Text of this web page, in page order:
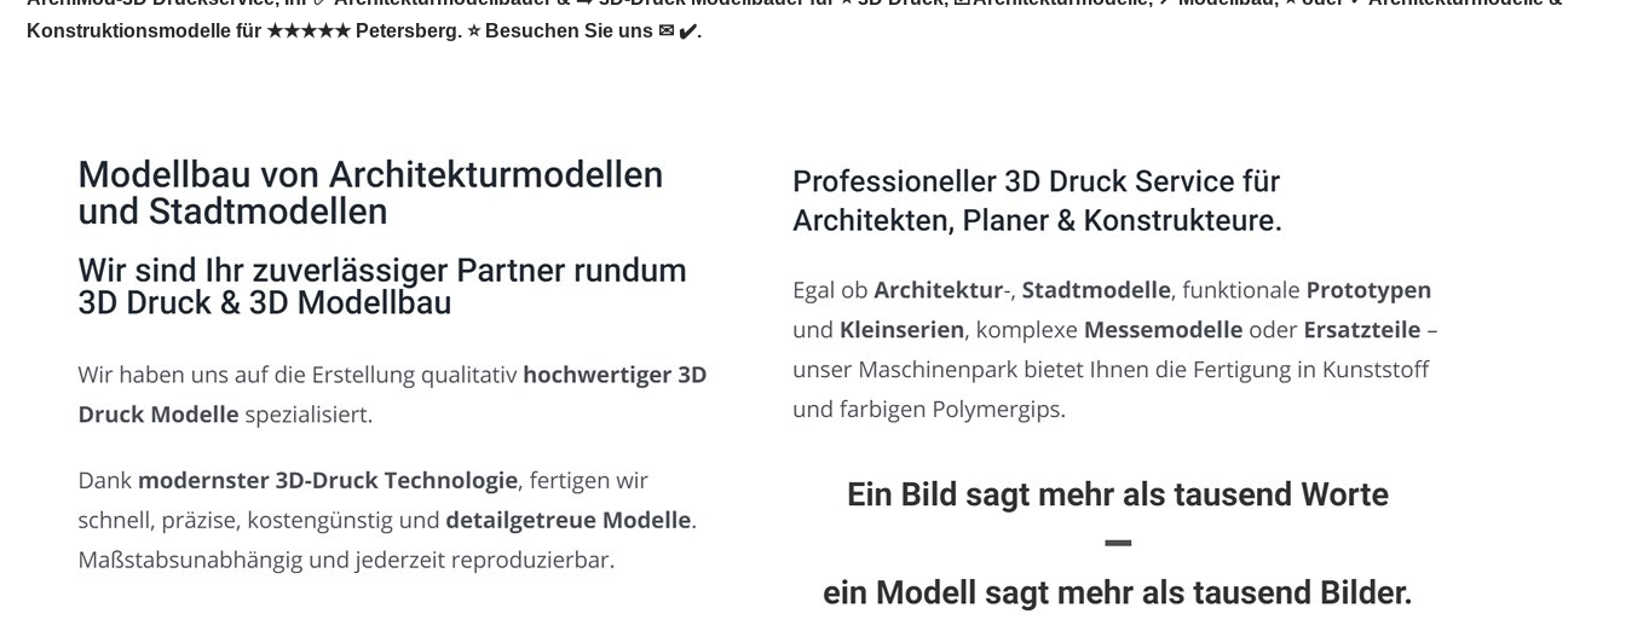
Konstruktionsmodelle für ★★★★★ Petersberg. ⭐ Besuchen Sie uns ✉ ✔️.